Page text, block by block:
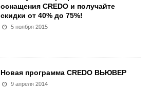
оснащения CREDO и получайте
скидки от 40% до 75%!
5 ноября 2015
Новая программа CREDO ВЬЮВЕР
9 апреля 2014